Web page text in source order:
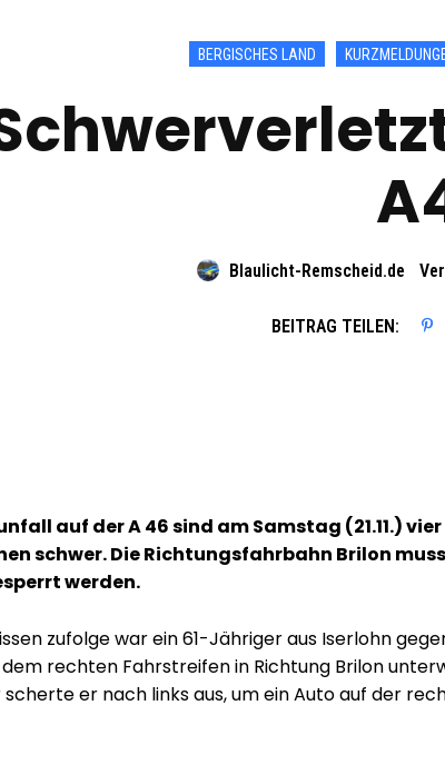
BERGISCHES LAND
Blaulicht-Remscheid.de
BEITRAG TEILEN:
auf der A 46 sind am Samstag (21.11.)
schwer. Die Richtungsfahrbahn Brilon
werden.
zufolge war ein 61-Jähriger aus Iserlohn
rechten Fahrstreifen in Richtung Brilon
er nach links aus, um ein Auto auf der